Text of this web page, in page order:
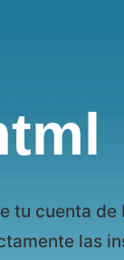
tu cuenta de
las